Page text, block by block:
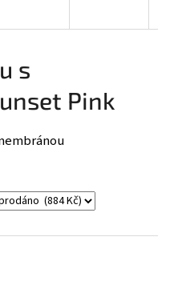
s
Pink